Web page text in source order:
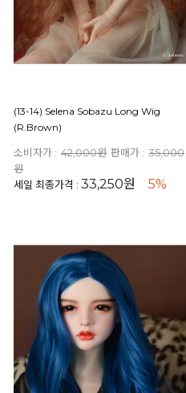
(13-14) Selena Sobazu Long Wig
(R.Brown)
소비자가 : 42,000원 판매가 : 35,000
원
세일 최종가격 :33,250원 5%